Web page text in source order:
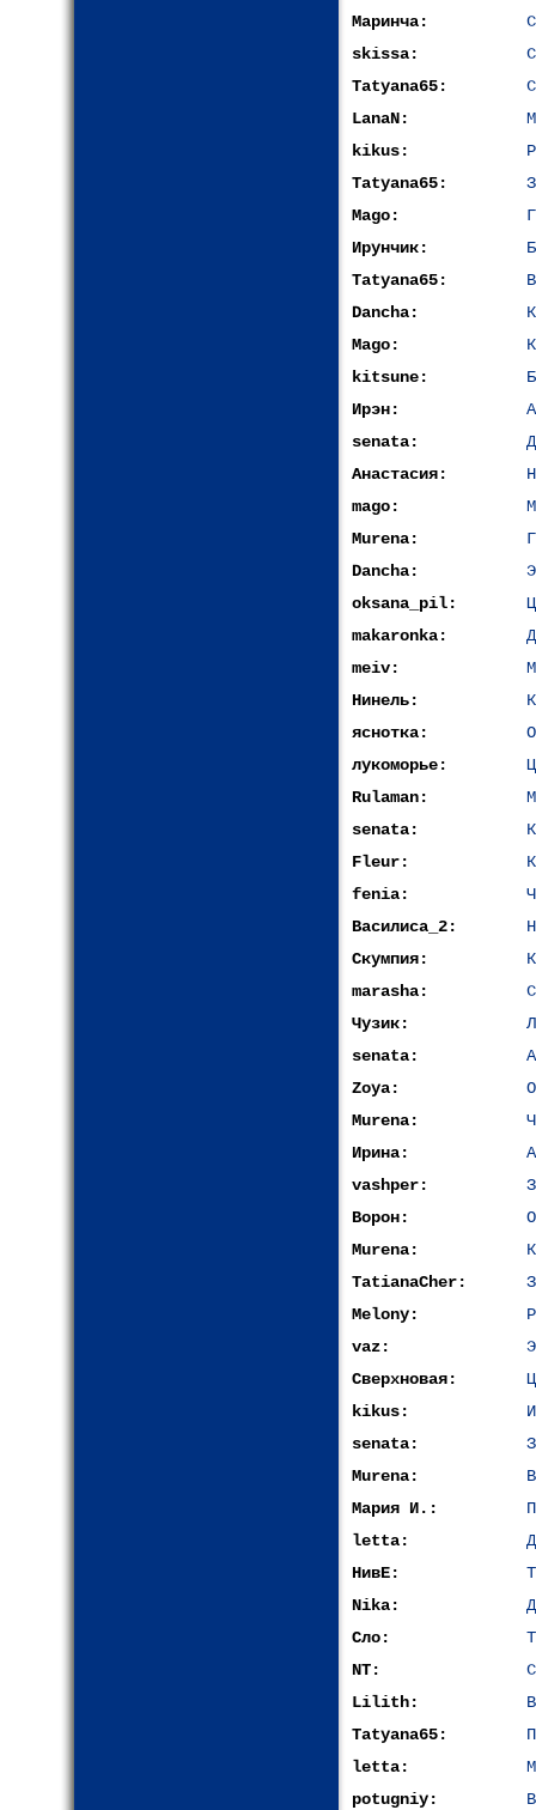
Маринча:
skissa:
Tatyana65:
LanaN:
kikus:
Tatyana65:
Mago:
Ирунчик:
Tatyana65:
Dancha:
Mago:
kitsune:
Ирэн:
senata:
Анастасия:
mago:
Murena:
Dancha:
oksana_pil:
makaronka:
meiv:
Нинель:
яснотка:
лукоморье:
Rulaman:
senata:
Fleur:
fenia:
Василиса_2:
Скумпия:
marasha:
Чузик:
senata:
Zoya:
Murena:
Ирина:
vashper:
Ворон:
Murena:
TatianaCher:
Melony:
vaz:
Сверхновая:
kikus:
senata:
Murena:
Мария И.:
letta:
НивЕ:
Nika:
Сло:
NT:
Lilith:
Tatyana65:
letta:
potugniy: